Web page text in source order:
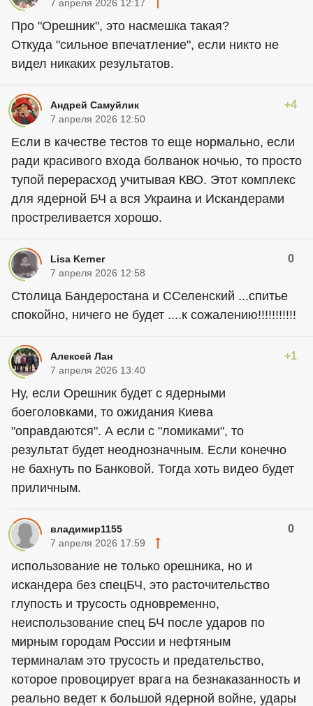
7 апреля 2026 12:17
Про "Орешник", это насмешка такая?
Откуда "сильное впечатление", если никто не
видел никаких результатов.
Андрей Самуйлик +4
7 апреля 2026 12:50
Если в качестве тестов то еще нормально, если
ради красивого входа болванок ночью, то просто
тупой перерасход учитывая КВО. Этот комплекс
для ядерной БЧ а вся Украина и Искандерами
простреливается хорошо.
Lisa Kerner 0
7 апреля 2026 12:58
Столица Бандеростана и ССеленский ...спитье
спокойно, ничего не будет ....к сожалению!!!!!!!!!!!
Алексей Лан +1
7 апреля 2026 13:40
Ну, если Орешник будет с ядерными
боеголовками, то ожидания Киева
"оправдаются". А если с "ломиками", то
результат будет неоднозначным. Если конечно
не бахнуть по Банковой. Тогда хоть видео будет
приличным.
владимир1155 0
7 апреля 2026 17:59
использование не только орешника, но и
искандера без спецБЧ, это расточительство
глупость и трусость одновременно,
неиспользование спец БЧ после ударов по
мирным городам России и нефтяным
терминалам это трусость и предательство,
которое провоцирует врага на безнаказанность и
реально ведет к большой ядерной войне, удары